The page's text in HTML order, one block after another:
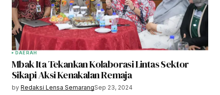
DAERAH
Mbak Ita Tekankan Kolaborasi Lintas Sektor
Sikapi Aksi Kenakalan Remaja
by Redaksi Lensa SemarangSep 23, 2024